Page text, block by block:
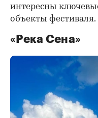
интересны
объекты фестиваля.
«Река Сена»